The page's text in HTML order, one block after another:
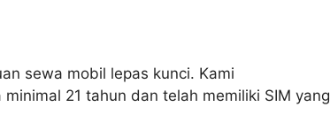
sewa mobil lepas kunci. Kami
21 tahun dan telah memiliki SIM yang